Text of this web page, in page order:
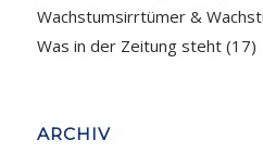
Wachstumsirrtümer &
Was in der Zeitung steht(17)
ARCHIV